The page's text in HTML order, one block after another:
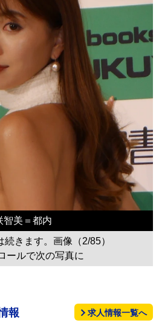
智美＝都内
続きます。画像（2/85）
ールで次の写真に
報 求人情報一覧へ